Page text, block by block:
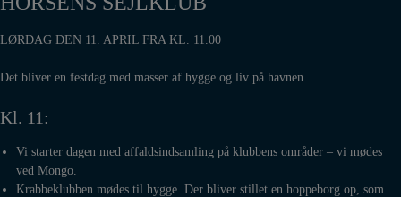
LØRDAG DEN 11. APRIL FRA KL. 11.00
Det bliver en festdag med masser af hygge og liv på havnen.
Kl. 11:
Vi starter dagen med affaldsindsamling på klubbens områder – vi mødes
ved Mongo.
Krabbeklubben mødes til hygge. Der bliver stillet en hoppeborg op, som